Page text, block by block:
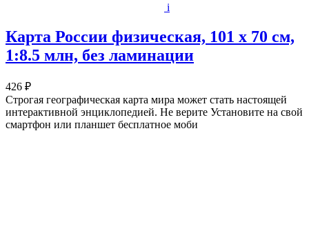
i
Карта России физическая, 101 x 70 см,
1:8.5 млн, без ламинации
426 ₽
Строгая географическая карта мира может стать настоящей
интерактивной энциклопедией. Не верите Установите на свой
смартфон или планшет бесплатное моби